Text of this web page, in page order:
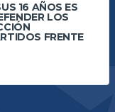
16 AÑOS ES
LOS
FRENTE